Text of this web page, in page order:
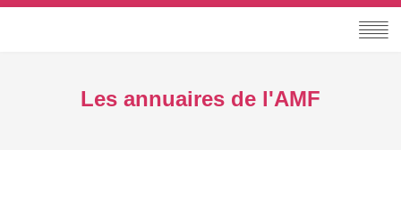
Les annuaires de l'AMF